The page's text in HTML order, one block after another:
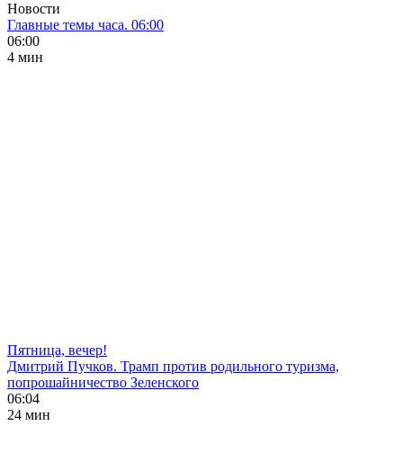
Новости
Главные темы часа. 06:00
06:00
4 мин
Пятница, вечер!
Дмитрий Пучков. Трамп против родильного туризма,
попрошайничество Зеленского
06:04
24 мин